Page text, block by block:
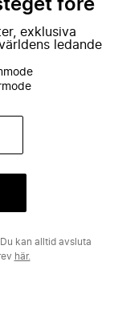
före
exklusiva
ledande
kan alltid avsluta
här.